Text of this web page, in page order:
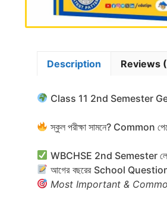
Description Reviews
Class 11 2nd Semester
স্কুল পরীক্ষা সামনে? Common
WBCHSE 2nd Semester
আগের বছরের School
Most Important &